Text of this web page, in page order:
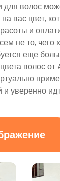
волос
вас цвет,
и
не то, чего
еще
волос
уверенно